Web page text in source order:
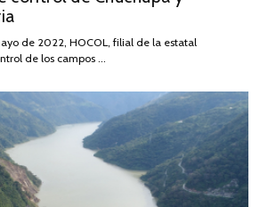
2026
de 2022, HOCOL, filial de la estatal
de los campos …